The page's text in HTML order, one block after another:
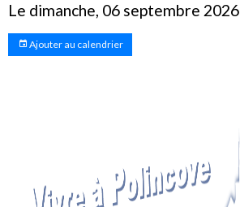
Le dimanche, 06 septembre 2026
Ajouter au calendrier